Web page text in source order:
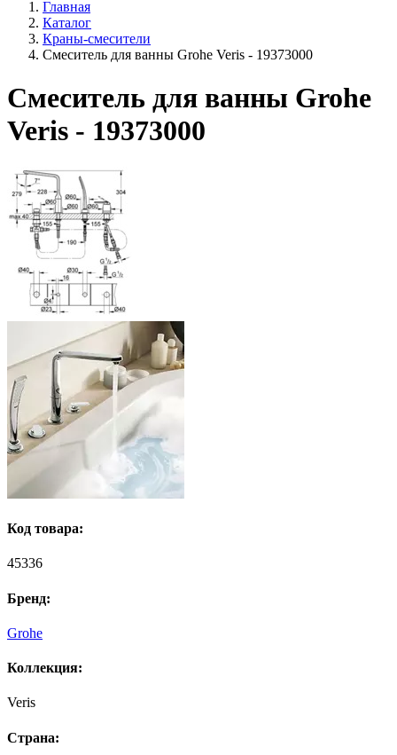
Главная
Каталог
Краны-смесители
Смеситель для ванны Grohe Veris - 19373000
Смеситель для ванны Grohe
Veris - 19373000
Код товара:
45336
Бренд:
Grohe
Коллекция:
Veris
Страна: